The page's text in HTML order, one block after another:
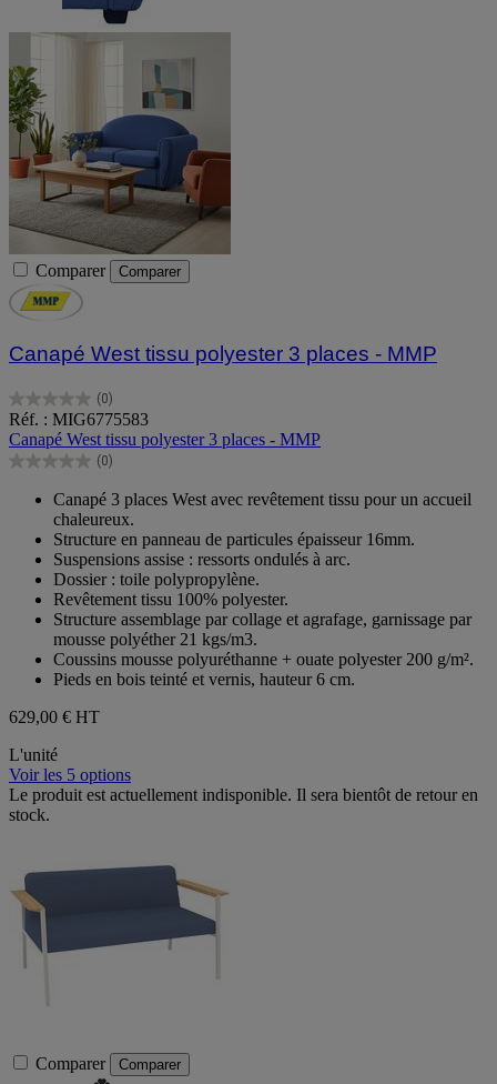
Comparer Comparer
Canapé West tissu polyester 3 places - MMP
(0)
0.0
sur
5
étoiles.
Réf. : MIG6775583
Canapé West tissu polyester 3 places - MMP
(0)
0.0
étoiles.
Canapé 3 places West avec revêtement tissu pour un accueil
chaleureux.
Structure en panneau de particules épaisseur 16mm.
Suspensions assise : ressorts ondulés à arc.
Dossier : toile polypropylène.
Revêtement tissu 100% polyester.
Structure assemblage par collage et agrafage, garnissage par
mousse polyéther 21 kgs/m3.
Coussins mousse polyuréthanne + ouate polyester 200 g/m².
Pieds en bois teinté et vernis, hauteur 6 cm.
629,00 € HT
L'unité
Voir les 5 options
Le produit est actuellement indisponible. Il sera bientôt de retour en
stock.
Comparer Comparer